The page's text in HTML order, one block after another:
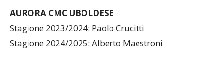
AURORA CMC UBOLDESE
Stagione 2023/2024: Paolo Crucitti
Stagione 2024/2025: Alberto Maestroni